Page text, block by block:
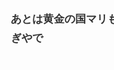
あとは黄金の国マリ
ぎやで